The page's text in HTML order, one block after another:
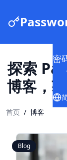
密
探索
博客，
首页 / 博客
Blog